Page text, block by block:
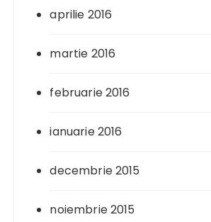
aprilie 2016
martie 2016
februarie 2016
ianuarie 2016
decembrie 2015
noiembrie 2015